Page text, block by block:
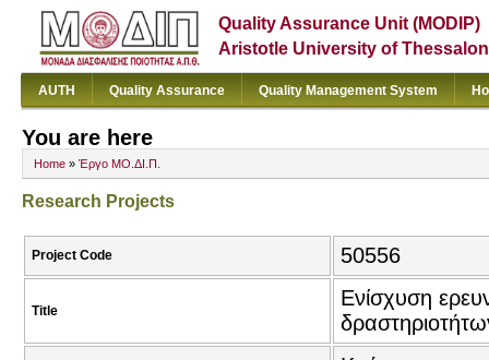
Quality Assurance Unit (MODIP)
Aristotle University of
AUTH Quality Assurance Quality Management System
You are here
Home » Έργο ΜΟ.ΔΙ.Π.
Research Projects
Project Code 50556
Title
Ενίσχυση